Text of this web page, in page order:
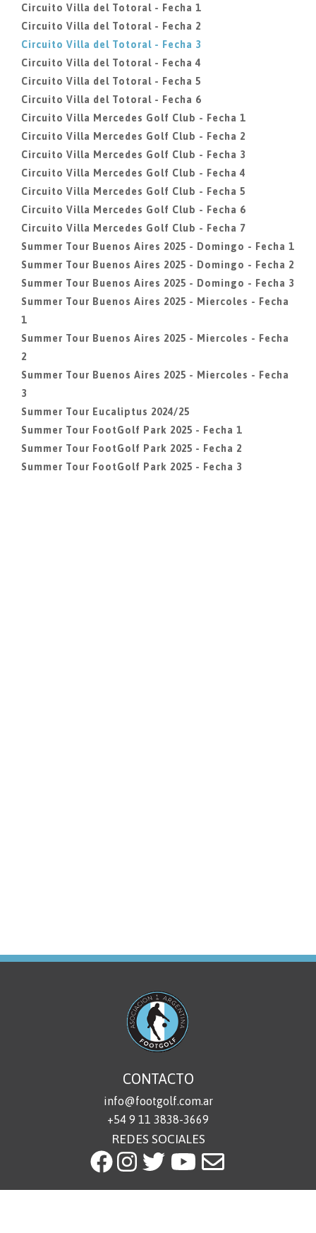
Circuito Villa del Totoral - Fecha 1
Circuito Villa del Totoral - Fecha 2
Circuito Villa del Totoral - Fecha 3
Circuito Villa del Totoral - Fecha 4
Circuito Villa del Totoral - Fecha 5
Circuito Villa del Totoral - Fecha 6
Circuito Villa Mercedes Golf Club - Fecha 1
Circuito Villa Mercedes Golf Club - Fecha 2
Circuito Villa Mercedes Golf Club - Fecha 3
Circuito Villa Mercedes Golf Club - Fecha 4
Circuito Villa Mercedes Golf Club - Fecha 5
Circuito Villa Mercedes Golf Club - Fecha 6
Circuito Villa Mercedes Golf Club - Fecha 7
Summer Tour Buenos Aires 2025 - Domingo - Fecha 1
Summer Tour Buenos Aires 2025 - Domingo - Fecha 2
Summer Tour Buenos Aires 2025 - Domingo - Fecha 3
Summer Tour Buenos Aires 2025 - Miercoles - Fecha
1
Summer Tour Buenos Aires 2025 - Miercoles - Fecha
2
Summer Tour Buenos Aires 2025 - Miercoles - Fecha
3
Summer Tour Eucaliptus 2024/25
Summer Tour FootGolf Park 2025 - Fecha 1
Summer Tour FootGolf Park 2025 - Fecha 2
Summer Tour FootGolf Park 2025 - Fecha 3
CONTACTO
info@footgolf.com.ar
+54 9 11 3838-3669
REDES SOCIALES